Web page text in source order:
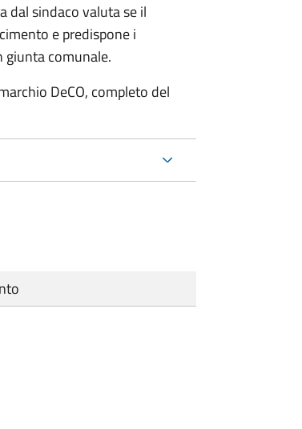
dal sindaco valuta se il
e predispone i
giunta comunale.
DeCO, completo del